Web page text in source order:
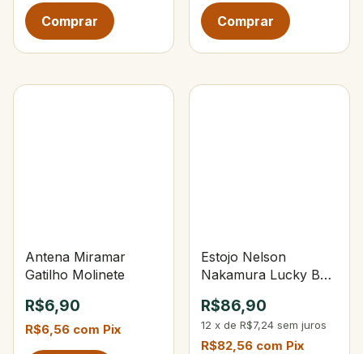
Antena Miramar
Gatilho Molinete
R$6,90
R$6,56 com Pix
Estojo Nelson
Nakamura Lucky Box
R$86,90
12 x de R$7,24 sem juros
R$82,56 com Pix